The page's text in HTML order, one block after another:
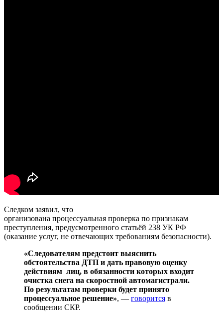
Следком заявил, что
организована процессуальная проверка по признакам
преступления, предусмотренного статьёй 238 УК РФ
(оказание услуг, не отвечающих требованиям безопасности).
«Следователям предстоит выяснить
обстоятельства ДТП и дать правовую оценку
действиям лиц, в обязанности которых входит
очистка снега на скоростной автомагистрали.
По результатам проверки будет принято
процессуальное решение», — говорится в
сообщении СКР.